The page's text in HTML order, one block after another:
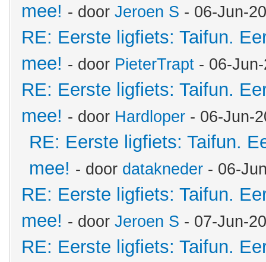
mee! - door Jeroen S - 06-Jun-
RE: Eerste ligfiets: Taifun.
mee! - door PieterTrapt - 06-
RE: Eerste ligfiets: Taifun.
mee! - door Hardloper - 06-Jun-
RE: Eerste ligfiets: Taifun.
mee! - door datakneder - 06-
RE: Eerste ligfiets: Taifun.
mee! - door Jeroen S - 07-Jun-
RE: Eerste ligfiets: Taifun.